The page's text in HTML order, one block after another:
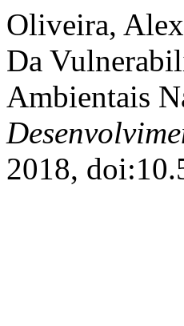
Oliveira,
Da
Ambientais
2018,